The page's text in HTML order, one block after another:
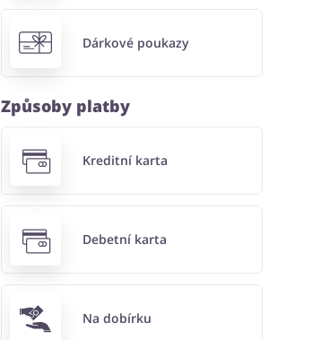
Dárkové poukazy
Způsoby platby
Kreditní karta
Debetní karta
Na dobírku